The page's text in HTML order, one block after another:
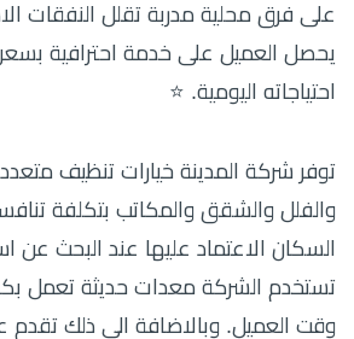
على فرق محلية مدربة تقلل النفقات
يحصل العميل على خدمة احترافية
احتياجاته اليومية. ⭐
توفر شركة المدينة خيارات تنظيف
والفلل والشقق والمكاتب بتكلفة
السكان الاعتماد عليها عند البحث عن
تستخدم الشركة معدات حديثة تعمل
وقت العميل. وبالاضافة الى ذلك